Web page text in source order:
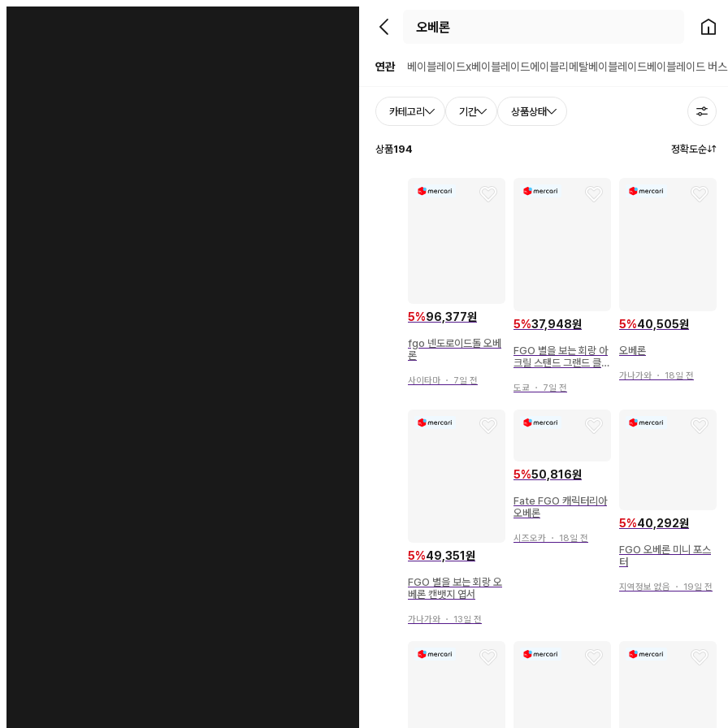
뒤로가기 홈으로
연관 베이블레이드x베이블레이드에이블리 메탈베이블레이드베이블레이드 버스
카테고리 기간 상품상태
상품194 정확도순
5%96,377원
fgo 넨도로이드돌 오베
론
사이타마 ・ 7일 전
5%37,948원
FGO 별을 보는 회랑 아
크릴 스탠드 그랜드 클래
도쿄 ・ 7일 전
5%40,505원
오베론
가나가와 ・ 18일 전
5%49,351원
FGO 별을 보는 회랑 오
베론 캔뱃지 엽서
가나가와 ・ 13일 전
5%50,816원
Fate FGO 캐릭터리아
오베론
시즈오카 ・ 18일 전
5%40,292원
FGO 오베론 미니 포스
터
지역정보 없음 ・ 19일 전